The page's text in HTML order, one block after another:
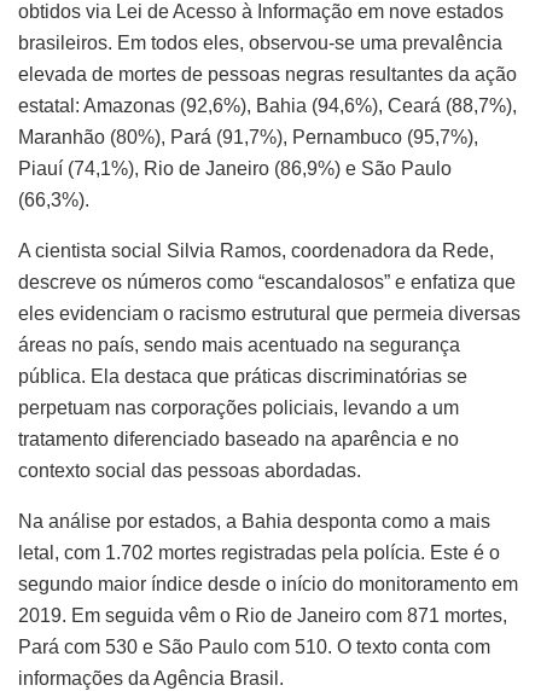
obtidos via Lei de Acesso à Informação em nove estados
brasileiros. Em todos eles, observou-se uma prevalência
elevada de mortes de pessoas negras resultantes da ação
estatal: Amazonas (92,6%), Bahia (94,6%), Ceará (88,7%),
Maranhão (80%), Pará (91,7%), Pernambuco (95,7%),
Piauí (74,1%), Rio de Janeiro (86,9%) e São Paulo
(66,3%).
A cientista social Silvia Ramos, coordenadora da Rede,
descreve os números como “escandalosos” e enfatiza que
eles evidenciam o racismo estrutural que permeia diversas
áreas no país, sendo mais acentuado na segurança
pública. Ela destaca que práticas discriminatórias se
perpetuam nas corporações policiais, levando a um
tratamento diferenciado baseado na aparência e no
contexto social das pessoas abordadas.
Na análise por estados, a Bahia desponta como a mais
letal, com 1.702 mortes registradas pela polícia. Este é o
segundo maior índice desde o início do monitoramento em
2019. Em seguida vêm o Rio de Janeiro com 871 mortes,
Pará com 530 e São Paulo com 510. O texto conta com
informações da Agência Brasil.